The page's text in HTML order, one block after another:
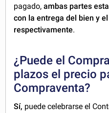
pagado,ambas partes
con la entrega del bien y
respectivamente.
¿Puede el
plazos el precio
Compraventa?
Sí, puede celebrarse el